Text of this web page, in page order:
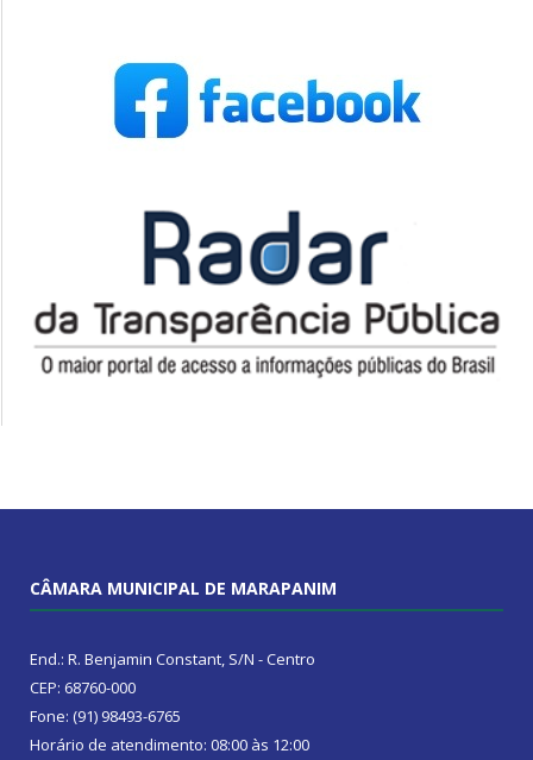
CÂMARA MUNICIPAL DE MARAPANIM
End.: R. Benjamin Constant, S/N - Centro
CEP: 68760-000
Fone: (91) 98493-6765
Horário de atendimento: 08:00 às 12:00